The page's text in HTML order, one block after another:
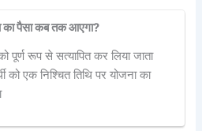
का पैसा कब तक आएगा?
पूर्ण रूप से सत्यापित कर लिया जाता
को एक निश्चित तिथि पर योजना का